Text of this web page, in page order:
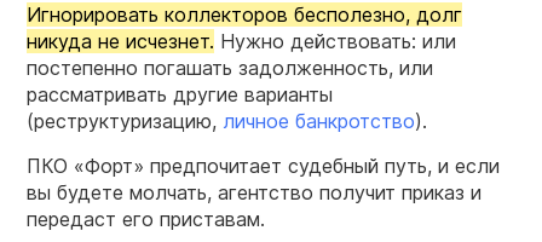
Игнорировать коллекторов бесполезно, долг
никуда не исчезнет. Нужно действовать: или
постепенно погашать задолженность, или
рассматривать другие варианты
(реструктуризацию, личное банкротство).
ПКО «Форт» предпочитает судебный путь, и если
вы будете молчать, агентство получит приказ и
передаст его приставам.